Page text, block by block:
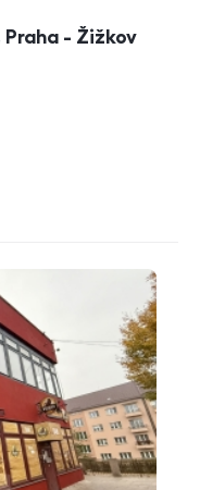
Praha - Žižkov